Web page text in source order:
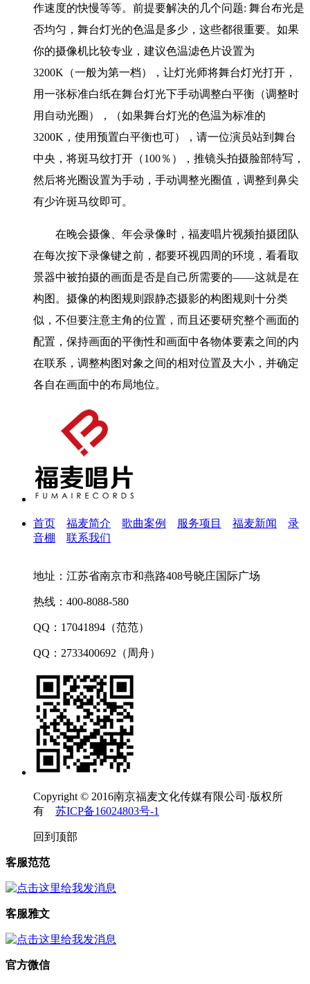
作速度的快慢等等。前提要解决的几个问题: 舞台布光是
否均匀，舞台灯光的色温是多少，这些都很重要。如果
你的摄像机比较专业，建议色温滤色片设置为
3200K（一般为第一档），让灯光师将舞台灯光打开，
用一张标准白纸在舞台灯光下手动调整白平衡（调整时
用自动光圈），（如果舞台灯光的色温为标准的
3200K，使用预置白平衡也可），请一位演员站到舞台
中央，将斑马纹打开（100％），推镜头拍摄脸部特写，
然后将光圈设置为手动，手动调整光圈值，调整到鼻尖
有少许斑马纹即可。
在晚会摄像、年会录像时，福麦唱片视频拍摄团队
在每次按下录像键之前，都要环视四周的环境，看看取
景器中被拍摄的画面是否是自己所需要的——这就是在
构图。摄像的构图规则跟静态摄影的构图规则十分类
似，不但要注意主角的位置，而且还要研究整个画面的
配置，保持画面的平衡性和画面中各物体要素之间的内
在联系，调整构图对象之间的相对位置及大小，并确定
各自在画面中的布局地位。
首页 福麦简介 歌曲案例 服务项目 福麦新闻
录
音棚
联系我们
地址：江苏省南京市和燕路408号晓庄国际广场
热线：400-8088-580
QQ：17041894（范范）
QQ：2733400692（周舟）
Copyright © 2016南京福麦文化传媒有限公司·版权所
有 苏ICP备16024803号-1
回到顶部
客服范范
客服雅文
官方微信